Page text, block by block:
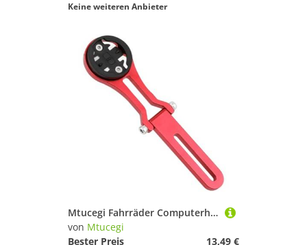
Keine weiteren Anbieter
Mtucegi Fahrräder Computerhalterung Licht Ständer Vor Den Straßenfahrrädern Erweiterung Klammern Radsportzubehör Gewicht Ständer
von Mtucegi
Bester Preis
13,49 €